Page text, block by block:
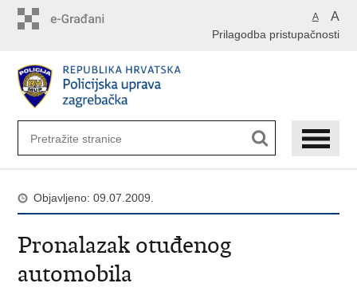
A A
Prilagodba pristupačnosti
Objavljeno: 09.07.2009.
Pronalazak otuđenog
automobila